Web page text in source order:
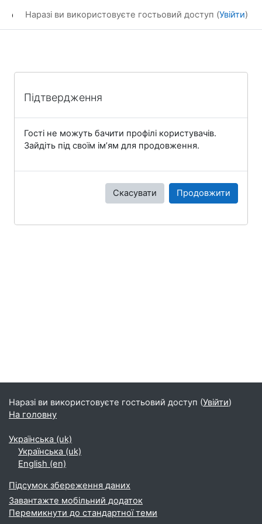
Наразі ви використовуєте гостьовий доступ (Увійти)
Підтвердження
Гості не можуть бачити профілі користувачів.
Зайдіть під своїм ім’ям для продовження.
Скасувати Продовжити
Наразі ви використовуєте гостьовий доступ (Увійти)
На головну
Українська ‎(uk)‎
Українська ‎(uk)‎
English ‎(en)‎
Підсумок збереження даних
Завантажте мобільний додаток
Перемикнути до стандартної теми